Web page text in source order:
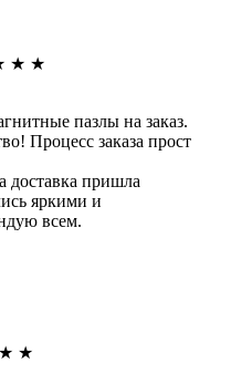
★ ★
пазлы на заказ.
Процесс заказа прост
доставка пришла
яркими и
всем.
★ ★